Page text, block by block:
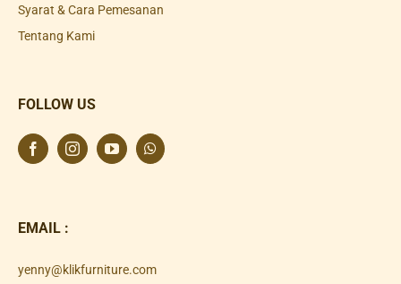
Syarat & Cara Pemesanan
Tentang Kami
FOLLOW US
EMAIL :
yenny@klikfurniture.com